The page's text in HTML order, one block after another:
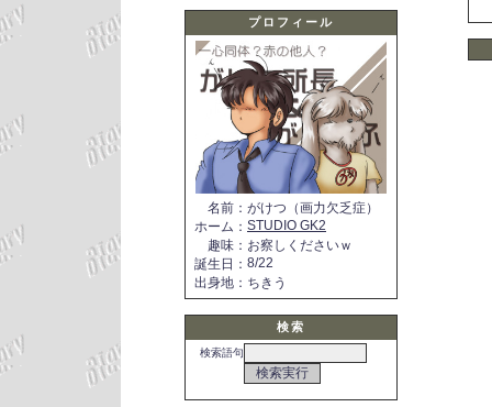
プロフィール
名前 ： がけつ（画力欠乏症）
ホーム ： STUDIO GK2
趣味 ： お察しくださいｗ
誕生日 ： 8/22
出身地 ： ちきう
検索
検索語句